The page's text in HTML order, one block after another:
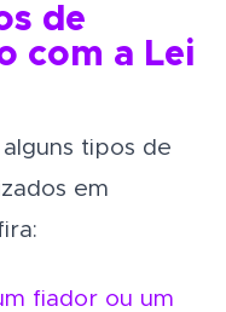
de
com a Lei
tipos de
em
fiador ou um